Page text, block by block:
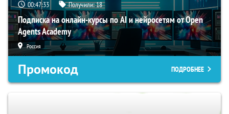
00:47:33 Получили:18
Подписка на онлайн-курсы по AI и нейросетям от Open
Agents Academy
Россия
Промокод ПОДРОБНЕЕ